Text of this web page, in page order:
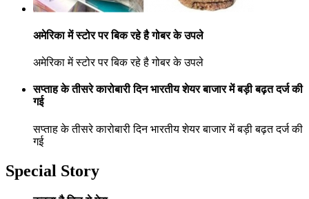
अमेरिका में स्टोर पर बिक रहे है गोबर के उपले
अमेरिका में स्टोर पर बिक रहे है गोबर के उपले
सप्ताह के तीसरे कारोबारी दिन भारतीय शेयर बाजार में बड़ी बढ़त दर्ज की
गई
सप्ताह के तीसरे कारोबारी दिन भारतीय शेयर बाजार में बड़ी बढ़त दर्ज की
गई
Special Story